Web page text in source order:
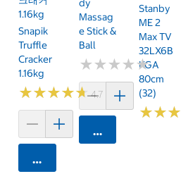
1.16kg
Snapik
Truffle
Cracker
1.16kg
★★★★★
★★★★★4.7 (159)
카트에 담기
Dy
Massag
E Stick &
Ball
★★★★★
★★★★★
카트에 담기
Stanby
ME 2
Max TV
32LX6B
KGA
80cm
(32)
★★★
★★★